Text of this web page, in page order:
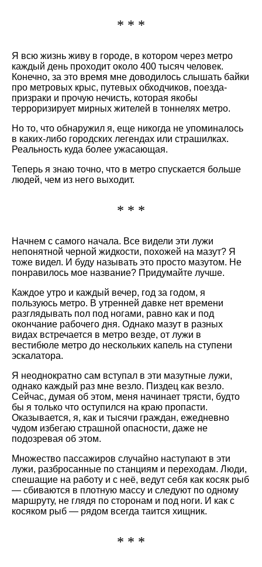
* * *
Я всю жизнь живу в городе, в котором через метро
каждый день проходит около 400 тысяч человек.
Конечно, за это время мне доводилось слышать байки
про метровых крыс, путевых обходчиков, поезда-
призраки и прочую нечисть, которая якобы
терроризирует мирных жителей в тоннелях метро.
Но то, что обнаружил я, еще никогда не упоминалось
в каких-либо городских легендах или страшилках.
Реальность куда более ужасающая.
Теперь я знаю точно, что в метро спускается больше
людей, чем из него выходит.
* * *
Начнем с самого начала. Все видели эти лужи
непонятной черной жидкости, похожей на мазут? Я
тоже видел. И буду называть это просто мазутом. Не
понравилось мое название? Придумайте лучше.
Каждое утро и каждый вечер, год за годом, я
пользуюсь метро. В утренней давке нет времени
разглядывать пол под ногами, равно как и под
окончание рабочего дня. Однако мазут в разных
видах встречается в метро везде, от лужи в
вестибюле метро до нескольких капель на ступени
эскалатора.
Я неоднократно сам вступал в эти мазутные лужи,
однако каждый раз мне везло. Пиздец как везло.
Сейчас, думая об этом, меня начинает трясти, будто
бы я только что оступился на краю пропасти.
Оказывается, я, как и тысячи граждан, ежедневно
чудом избегаю страшной опасности, даже не
подозревая об этом.
Множество пассажиров случайно наступают в эти
лужи, разбросанные по станциям и переходам. Люди,
спешащие на работу и с неё, ведут себя как косяк рыб
— сбиваются в плотную массу и следуют по одному
маршруту, не глядя по сторонам и под ноги. И как с
косяком рыб — рядом всегда таится хищник.
* * *